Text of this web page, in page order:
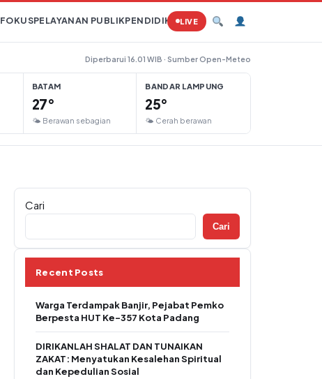
FOKUSPELAYANAN PUBLIKPENDIDIKAN PERTANIANHUKUM
LIVE
Diperbarui 16.01 WIB · Sumber Open-Meteo
BATAM
27°
🌤 Berawan sebagian
BANDAR LAMPUNG
25°
🌤 Cerah berawan
Cari
Cari
Recent Posts
Warga Terdampak Banjir, Pejabat Pemko
Berpesta HUT Ke-357 Kota Padang
DIRIKANLAH SHALAT DAN TUNAIKAN
ZAKAT: Menyatukan Kesalehan Spiritual
dan Kepedulian Sosial